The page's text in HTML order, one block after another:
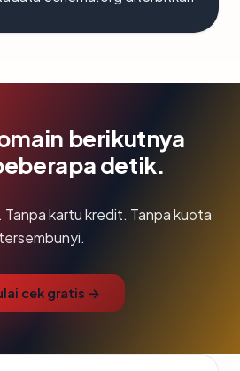
berikutnya
detik.
kartu kredit. Tanpa kuota
tersembunyi.
cek gratis →